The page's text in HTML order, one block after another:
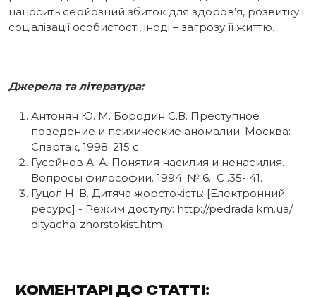
наносить серйозний збиток для здоров’я, розвитку і
соціалізації особистості, іноді – загрозу її життю.
Джерела та література:
Антонян Ю. М. Бородин С.В. Преступное
поведение и психические аномалии. Москва:
Спартак, 1998. 215 с.
Гусейнов А. А. Понятия насилия и ненасилия.
Вопросы философии. 1994. № 6. С .35- 41.
Гуцол Н. В. Дитяча жорстокість: [Електронний
ресурс] - Режим доступу: http://pedrada.km.ua/
dityacha-zhorstokist.html
КОМЕНТАРІ ДО СТАТТІ: